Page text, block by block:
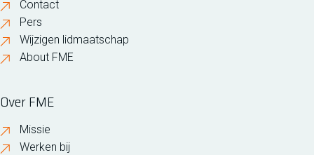
Contact
Pers
Wijzigen lidmaatschap
About FME
Over FME
Missie
Werken bij